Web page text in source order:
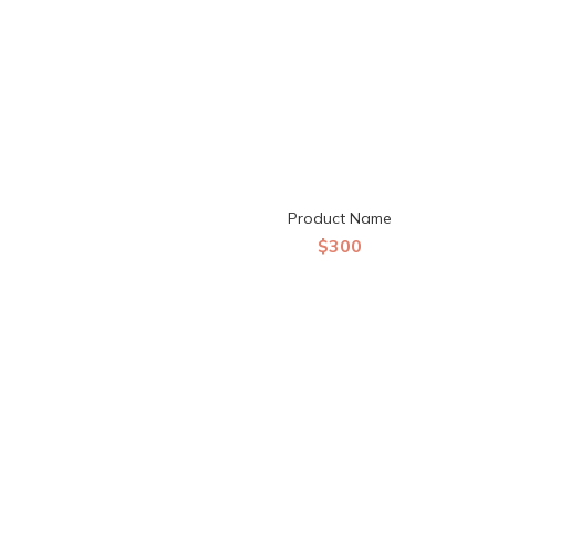
Product Name
$300